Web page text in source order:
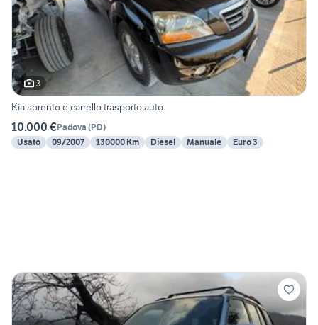
3
Kia sorento e carrello trasporto auto
10.000 €Padova (PD)
Usato
09/2007 130000 Km Diesel Manuale Euro 3